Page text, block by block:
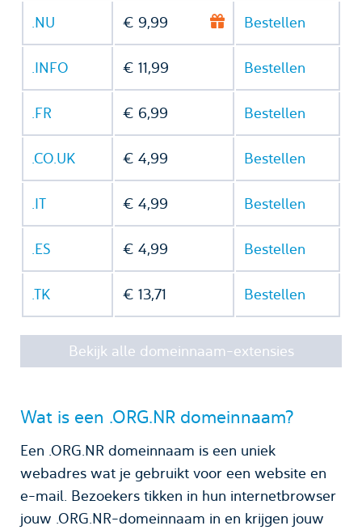
.NU € 9,99 Bestellen
.INFO € 11,99 Bestellen
.FR € 6,99 Bestellen
.CO.UK € 4,99 Bestellen
.IT € 4,99 Bestellen
.ES € 4,99 Bestellen
.TK € 13,71 Bestellen
Bekijk alle domeinnaam-extensies
Wat is een .ORG.NR domeinnaam?
Een .ORG.NR domeinnaam is een uniek
webadres wat je gebruikt voor een website en
e-mail. Bezoekers tikken in hun internetbrowser
jouw .ORG.NR-domeinnaam in en krijgen jouw